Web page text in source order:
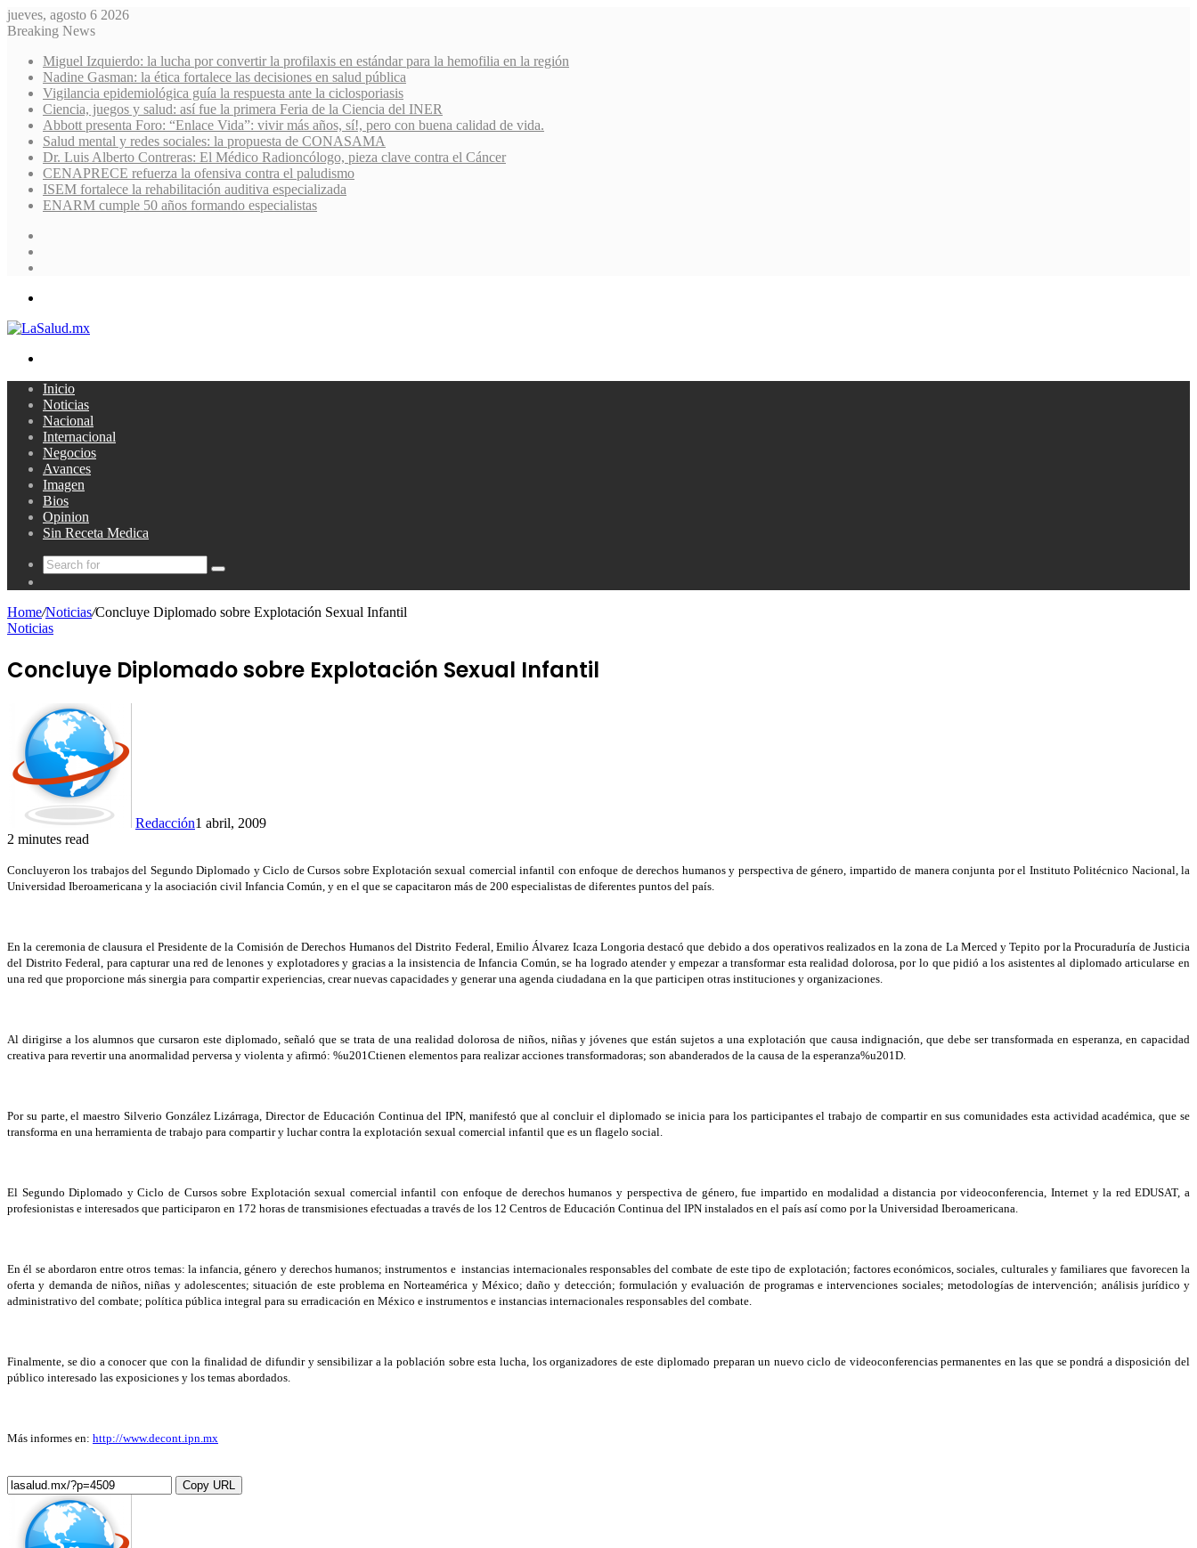
jueves, agosto 6 2026
Breaking News
Miguel Izquierdo: la lucha por convertir la profilaxis en estándar para la hemofilia en la región
Nadine Gasman: la ética fortalece las decisiones en salud pública
Vigilancia epidemiológica guía la respuesta ante la ciclosporiasis
Ciencia, juegos y salud: así fue la primera Feria de la Ciencia del INER
Abbott presenta Foro: “Enlace Vida”: vivir más años, sí!, pero con buena calidad de vida.
Salud mental y redes sociales: la propuesta de CONASAMA
Dr. Luis Alberto Contreras: El Médico Radioncólogo, pieza clave contra el Cáncer
CENAPRECE refuerza la ofensiva contra el paludismo
ISEM fortalece la rehabilitación auditiva especializada
ENARM cumple 50 años formando especialistas
Inicio
Noticias
Nacional
Internacional
Negocios
Avances
Imagen
Bios
Opinion
Sin Receta Medica
Search
for
Home/Noticias/Concluye Diplomado sobre Explotación Sexual Infantil
Noticias
Concluye Diplomado sobre Explotación Sexual Infantil
Redacción1 abril, 2009
2 minutes read
Concluyeron los trabajos del Segundo Diplomado y Ciclo de Cursos sobre Explotación sexual comercial infantil con enfoque de derechos humanos y perspectiva de género, impartido de manera conjunta por el Instituto Politécnico Nacional, la
Universidad Iberoamericana y la asociación civil Infancia Común, y en el que se capacitaron más de 200 especialistas de diferentes puntos del país.
En la ceremonia de clausura el Presidente de la Comisión de Derechos Humanos del Distrito Federal, Emilio Álvarez Icaza Longoria destacó que debido a dos operativos realizados en la zona de La Merced y Tepito por la Procuraduría de Justicia
del Distrito Federal, para capturar una red de lenones y explotadores y gracias a la insistencia de Infancia Común, se ha logrado atender y empezar a transformar esta realidad dolorosa, por lo que pidió a los asistentes al diplomado articularse en
una red que proporcione más sinergia para compartir experiencias, crear nuevas capacidades y generar una agenda ciudadana en la que participen otras instituciones y organizaciones.
Al dirigirse a los alumnos que cursaron este diplomado, señaló que se trata de una realidad dolorosa de niños, niñas y jóvenes que están sujetos a una explotación que causa indignación, que debe ser transformada en esperanza, en capacidad
creativa para revertir una anormalidad perversa y violenta y afirmó: %u201Ctienen elementos para realizar acciones transformadoras; son abanderados de la causa de la esperanza%u201D.
Por su parte, el maestro Silverio González Lizárraga, Director de Educación Continua del IPN, manifestó que al concluir el diplomado se inicia para los participantes el trabajo de compartir en sus comunidades esta actividad académica, que se
transforma en una herramienta de trabajo para compartir y luchar contra la explotación sexual comercial infantil que es un flagelo social.
El Segundo Diplomado y Ciclo de Cursos sobre Explotación sexual comercial infantil con enfoque de derechos humanos y perspectiva de género, fue impartido en modalidad a distancia por videoconferencia, Internet y la red EDUSAT, a
profesionistas e interesados que participaron en 172 horas de transmisiones efectuadas a través de los 12 Centros de Educación Continua del IPN instalados en el país así como por la Universidad Iberoamericana.
En él se abordaron entre otros temas: la infancia, género y derechos humanos; instrumentos e instancias internacionales responsables del combate de este tipo de explotación; factores económicos, sociales, culturales y familiares que favorecen la
oferta y demanda de niños, niñas y adolescentes; situación de este problema en Norteamérica y México; daño y detección; formulación y evaluación de programas e intervenciones sociales; metodologías de intervención; análisis jurídico y
administrativo del combate; política pública integral para su erradicación en México e instrumentos e instancias internacionales responsables del combate.
Finalmente, se dio a conocer que con la finalidad de difundir y sensibilizar a la población sobre esta lucha, los organizadores de este diplomado preparan un nuevo ciclo de videoconferencias permanentes en las que se pondrá a disposición del
público interesado las exposiciones y los temas abordados.
Más informes en: http://www.decont.ipn.mx
Copy URL